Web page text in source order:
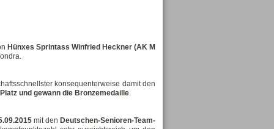
Hünxes Sprintass Winfried Heckner (AK M
konsequenterweise damit den
und gewann die Bronzemedaille.
mit den Deutschen-Senioren-Team-